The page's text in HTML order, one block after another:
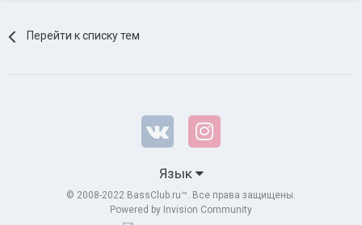
Перейти к списку тем
Язык
© 2008-2022 BassClub.ru™. Все права защищены.
Powered by Invision Community